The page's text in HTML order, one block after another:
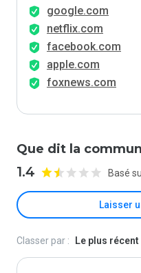
google.com
netflix.com
facebook.com
apple.com
foxnews.com
Que dit la
1.4 Basé
Laisser
Classer par : Le plus récent